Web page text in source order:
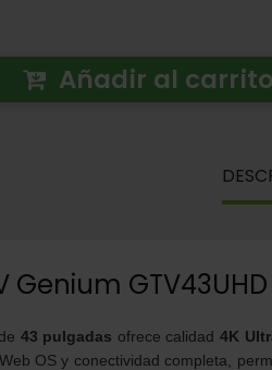
Añadir al carrito
Genium GTV43UHD
de 43 pulgadas ofrece calidad4K
OS y conectividad completa,